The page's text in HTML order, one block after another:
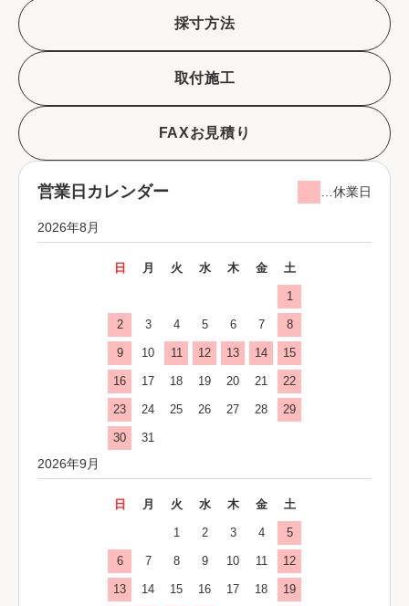
採寸方法
取付施工
FAXお見積り
営業日カレンダー …休業日
2026年8月
日 月 火 水 木 金 土
1
2 3 4 5 6 7 8
9 10 11 12 13 14 15
16 17 18 19 20 21 22
23 24 25 26 27 28 29
30 31
2026年9月
日 月 火 水 木 金 土
1 2 3 4 5
6 7 8 9 10 11 12
13 14 15 16 17 18 19